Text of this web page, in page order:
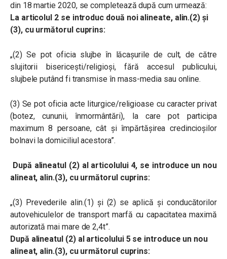
din 18 martie 2020, se completează după cum urmează:
La articolul 2 se introduc două noi alineate, alin.(2) și
(3), cu următorul cuprins:
„(2) Se pot oficia slujbe în lăcașurile de cult, de către
slujitorii bisericești/religioși, fără accesul publicului,
slujbele putând fi transmise în mass-media sau online.
(3) Se pot oficia acte liturgice/religioase cu caracter privat
(botez, cununii, înmormântări), la care pot participa
maximum 8 persoane, cât și împărtășirea credincioșilor
bolnavi la domiciliul acestora”.
După alineatul (2) al articolului 4, se introduce un nou
alineat, alin.(3), cu următorul cuprins:
„(3) Prevederile alin.(1) și (2) se aplică și conducătorilor
autovehiculelor de transport marfă cu capacitatea maximă
autorizată mai mare de 2,4t”.
După alineatul (2) al articolului 5 se introduce un nou
alineat, alin.(3), cu următorul cuprins: